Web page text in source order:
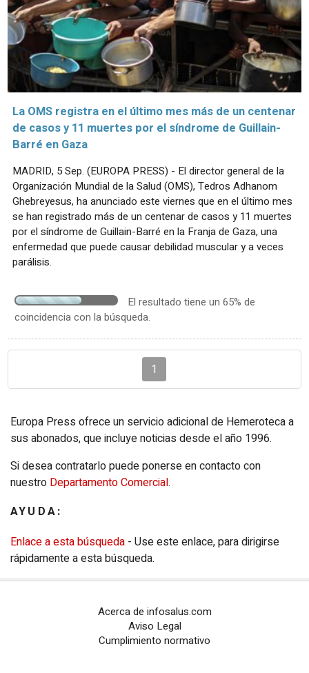
La OMS registra en el último mes más de un centenar
de casos y 11 muertes por el síndrome de Guillain-
Barré en Gaza
MADRID, 5 Sep. (EUROPA PRESS) - El director general de la
Organización Mundial de la Salud (OMS), Tedros Adhanom
Ghebreyesus, ha anunciado este viernes que en el último mes
se han registrado más de un centenar de casos y 11 muertes
por el síndrome de Guillain-Barré en la Franja de Gaza, una
enfermedad que puede causar debilidad muscular y a veces
parálisis.
El resultado tiene un 65% de
coincidencia con la búsqueda.
1
Europa Press ofrece un servicio adicional de Hemeroteca a
sus abonados, que incluye noticias desde el año 1996.
Si desea contratarlo puede ponerse en contacto con
nuestro Departamento Comercial.
AYUDA:
Enlace a esta búsqueda - Use este enlace, para dirigirse
rápidamente a esta búsqueda.
Acerca de infosalus.com
Aviso Legal
Cumplimiento normativo